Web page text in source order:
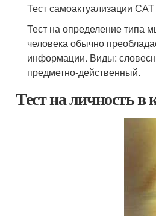
Тест самоактуализации
Тест на определение типа
человека обычно
информации. Виды:
предметно-действенный.
Тест на личность